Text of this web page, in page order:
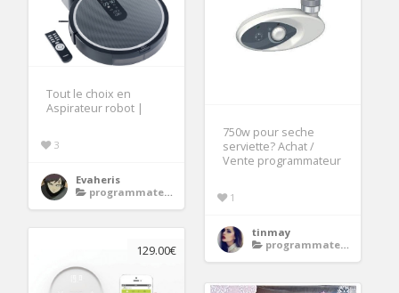
750w pour seche
serviette? Achat /
Vente programmateur
1
tinmay
programmateur radiateur electrique
Tout le choix en
Aspirateur robot |
3
Evaheris
programmateur radiateur electrique
129.00€